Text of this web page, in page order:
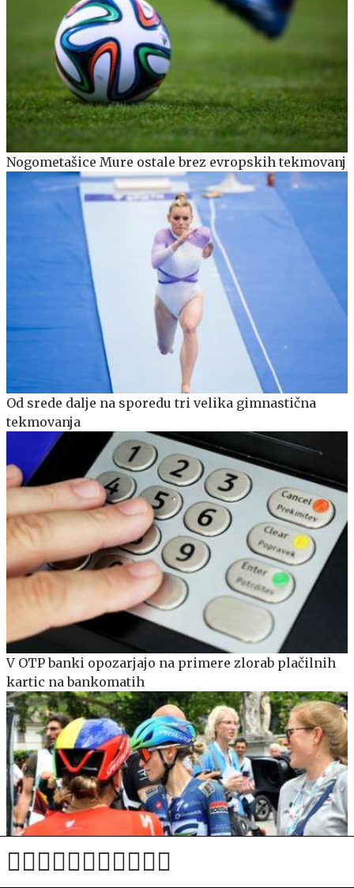
Nogometašice Mure ostale brez evropskih tekmovanj
Od srede dalje na sporedu tri velika gimnastična
tekmovanja
V OTP banki opozarjajo na primere zlorab plačilnih
kartic na bankomatih